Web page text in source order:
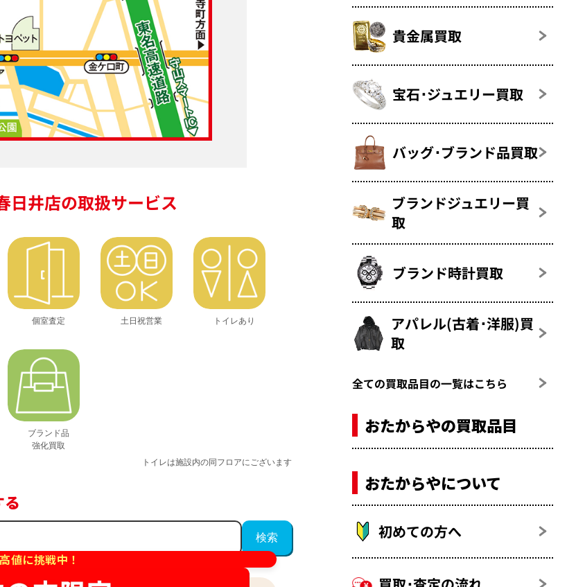
日井店の取扱サービス
個室査定 土日祝営業 トイレあり
ブランド品
強化買取
トイレは施設内の同フロアにございます
値に挑戦中！
貴金属買取
宝石･ジュエリー買取
バッグ･ブランド品買取
ブランドジュエリー買
取
ブランド時計買取
アパレル(古着･洋服)買
取
全ての買取品目の一覧はこちら
おたからやの買取品目
おたからやについて
初めての方へ